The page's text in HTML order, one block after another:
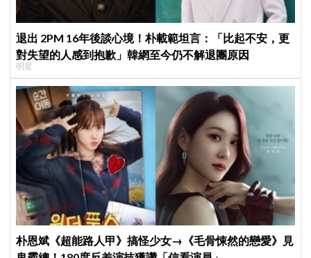
退出 2PM 16年後談心境！朴載範坦言：「比起不安，更
對失望的人感到抱歉」韓網至今仍不解退團原因
明星
朴恩斌《超能路人甲》搞怪少女→《毛骨悚然的戀愛》見